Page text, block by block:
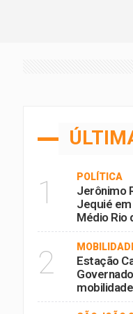
nesta sexta (5)
ao Subúrbio de Salvador
de Lídice da Mata
1 POLÍTICA
Jerônimo
Jequié
Médio Rio
2
Estação